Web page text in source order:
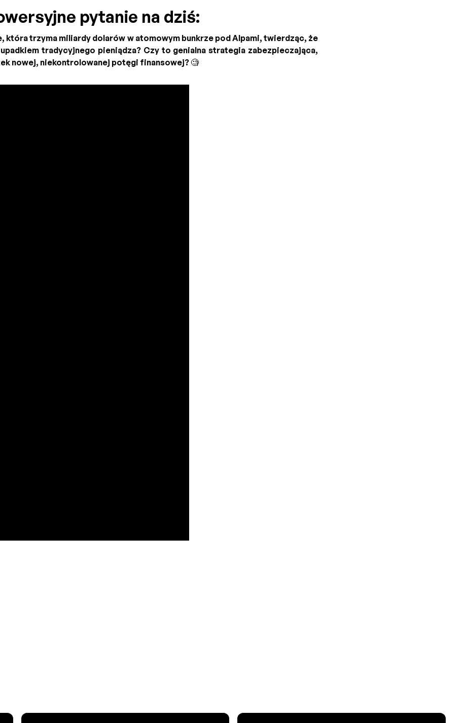
pytanie na dziś:
która trzyma miliardy dolarów w atomowym bunkrze pod Alpami, twierdząc, że
tradycyjnego pieniądza? Czy to genialna strategia zabezpieczająca,
nowej, niekontrolowanej potęgi finansowej? 🧐